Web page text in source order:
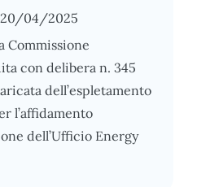
20/04/2025
Commissione
con delibera n. 345
dell’espletamento
l’affidamento
dell’Ufficio Energy